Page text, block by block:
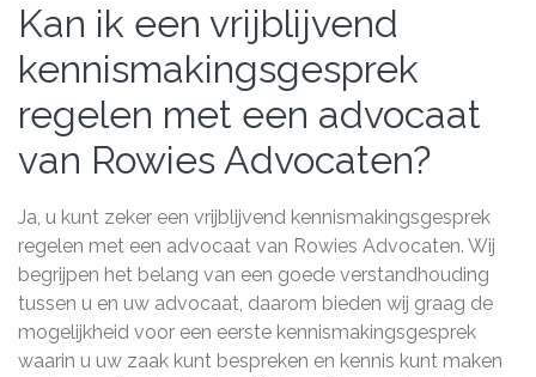
Kan ik een vrijblijvend
kennismakingsgesprek
regelen met een advocaat
van Rowies Advocaten?
Ja, u kunt zeker een vrijblijvend kennismakingsgesprek
regelen met een advocaat van Rowies Advocaten. Wij
begrijpen het belang van een goede verstandhouding
tussen u en uw advocaat, daarom bieden wij graag de
mogelijkheid voor een eerste kennismakingsgesprek
waarin u uw zaak kunt bespreken en kennis kunt maken